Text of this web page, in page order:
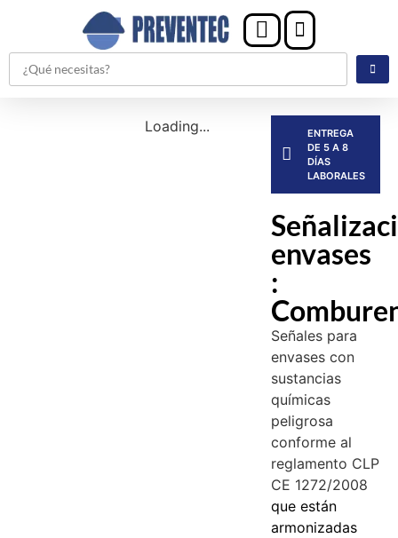
Loading...
ENTREGA
DE 5 A 8
DÍAS
LABORALES
envases
:
Señales para
envases con
sustancias
químicas
peligrosa
conforme al
reglamento CLP
CE 1272/2008
que están
armonizadas